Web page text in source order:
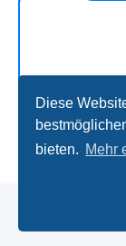
Diese
bieten. Mehr